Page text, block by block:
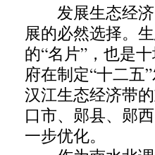
发展生态经济
展的必然选择。
的“名片”，也是
府在制定“十二五
汉江生态经济带
口市、郧县、郧
一步优化。